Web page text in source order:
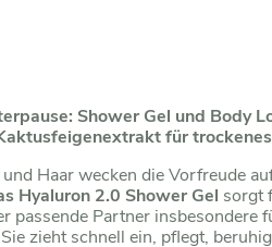
Shower Gel und Body
für
Haar wecken die Vorfreude
Hyaluron 2.0 Shower Gel sorgt
passende Partner insbesondere
zieht schnell ein, pflegt,